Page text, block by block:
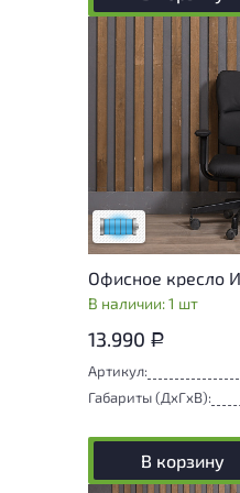
Состояние товара
могут
следы эксплуатации
Низкая степень
В наличии: 1 шт
13.990 Р
Артикул:
Габариты (ДxГxВ):
В корзину